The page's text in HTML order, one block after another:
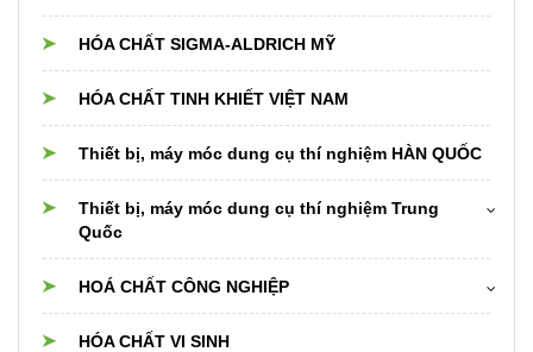
HÓA CHẤT SIGMA-ALDRICH MỸ
HÓA CHẤT TINH KHIẾT VIỆT NAM
Thiết bị, máy móc dung cụ thí nghiệm HÀN QUỐC
Thiết bị, máy móc dung cụ thí nghiệm Trung
Quốc
Cân điện tử
Dụng cụ thủy tinh Trung Quốc
HOÁ CHẤT CÔNG NGHIỆP
Hóa chất cho nồi hơi boiler,cooling,chiller
HÓA CHẤT VI SINH